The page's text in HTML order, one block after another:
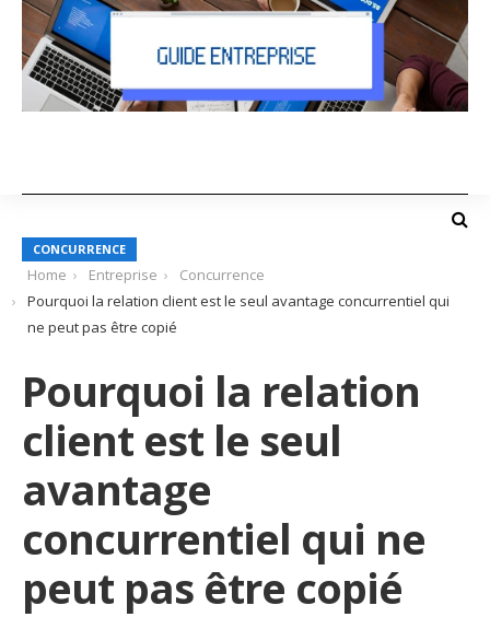
CONCURRENCE
Home Entreprise
Concurrence
Pourquoi la relation client est le seul avantage concurrentiel qui
ne peut pas être copié
Pourquoi la relation
client est le seul
avantage
concurrentiel qui ne
peut pas être copié